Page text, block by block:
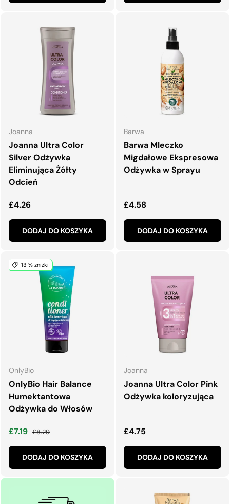
Joanna
Joanna Ultra Color
Silver Odżywka
Eliminująca Żółty
Odcień
Normalna cena
£4.26
DODAJ DO KOSZYKA
Barwa
Barwa Mleczko
Migdałowe Ekspresowa
Odżywka w Sprayu
Normalna cena
£4.58
DODAJ DO KOSZYKA
13 % zniżki
OnlyBio
OnlyBio Hair Balance
Humektantowa
Odżywka do Włosów
Cena wyprzedaży
£7.19 Normalna cena
£8.29
DODAJ DO KOSZYKA
Joanna
Joanna Ultra Color Pink
Odżywka koloryzująca
Normalna cena
£4.75
DODAJ DO KOSZYKA